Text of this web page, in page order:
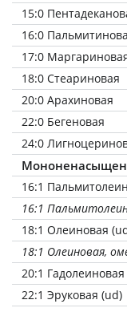
15:0
16:0
17:0
18:0 Стеариновая
20:0 Арахиновая
22:0 Бегеновая
24:0
16:1
16:1
18:1 Олеиновая
18:1 Олеиновая,
20:1
22:1 Эруковая (ud)